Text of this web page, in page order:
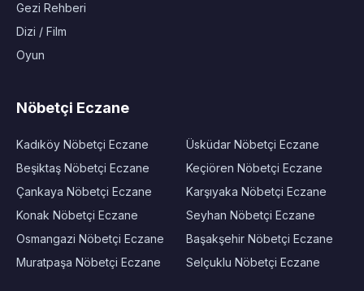
Gezi Rehberi
Dizi / Film
Oyun
Nöbetçi Eczane
Kadıköy Nöbetçi Eczane
Beşiktaş Nöbetçi Eczane
Çankaya Nöbetçi Eczane
Konak Nöbetçi Eczane
Osmangazi Nöbetçi Eczane
Muratpaşa Nöbetçi Eczane
Üsküdar Nöbetçi Eczane
Keçiören Nöbetçi Eczane
Karşıyaka Nöbetçi Eczane
Seyhan Nöbetçi Eczane
Başakşehir Nöbetçi Eczane
Selçuklu Nöbetçi Eczane